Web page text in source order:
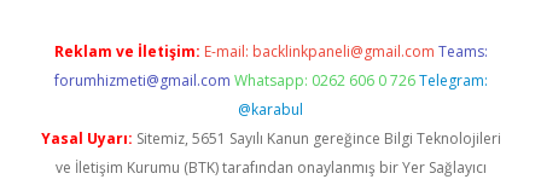
Reklam ve İletişim: E-mail: backlinkpaneli@gmail.com Teams:
forumhizmeti@gmail.com Whatsapp: 0262 606 0 726 Telegram:
@karabul
Yasal Uyarı: Sitemiz, 5651 Sayılı Kanun gereğince Bilgi Teknolojileri
ve İletişim Kurumu (BTK) tarafından onaylanmış bir Yer Sağlayıcı